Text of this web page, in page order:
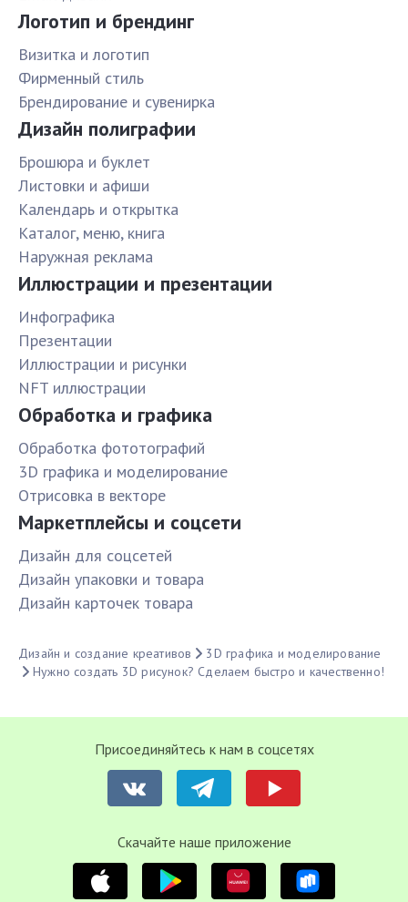
Логотип и брендинг
Визитка и логотип
Фирменный стиль
Брендирование и сувенирка
Дизайн полиграфии
Брошюра и буклет
Листовки и афиши
Календарь и открытка
Каталог, меню, книга
Наружная реклама
Иллюстрации и презентации
Инфографика
Презентации
Иллюстрации и рисунки
NFT иллюстрации
Обработка и графика
Обработка фототографий
3D графика и моделирование
Отрисовка в векторе
Маркетплейсы и соцсети
Дизайн для соцсетей
Дизайн упаковки и товара
Дизайн карточек товара
Дизайн и создание креативов
3D графика и моделирование
Нужно создать 3D рисунок? Сделаем быстро и качественно!
Присоединяйтесь к нам в соцсетях
Cкачайте наше приложение